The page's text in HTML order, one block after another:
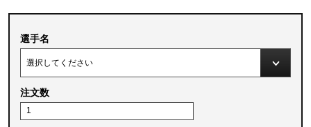
選手名
注文数